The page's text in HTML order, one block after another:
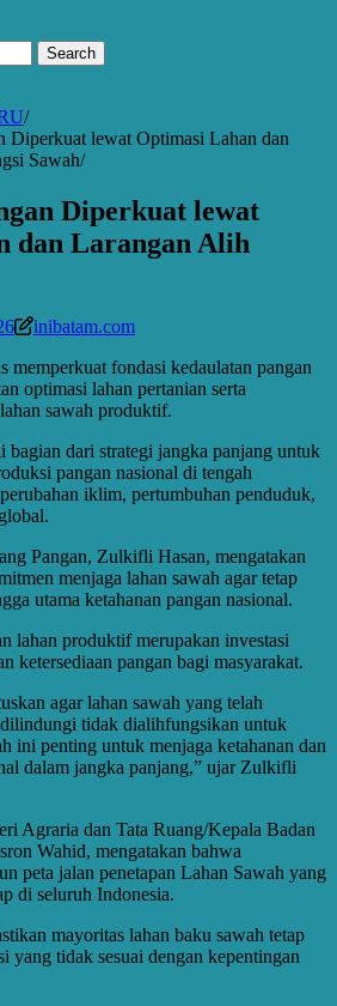
Diperkuat lewat Optimasi Lahan dan
Sawah
Diperkuat lewat
dan Larangan Alih
inibatam.com
memperkuat fondasi kedaulatan pangan
optimasi lahan pertanian serta
sawah produktif.
bagian dari strategi jangka panjang untuk
pangan nasional di tengah
iklim, pertumbuhan penduduk,
Pangan, Zulkifli Hasan, mengatakan
menjaga lahan sawah agar tetap
utama ketahanan pangan nasional.
lahan produktif merupakan investasi
ketersediaan pangan bagi masyarakat.
agar lahan sawah yang telah
tidak dialihfungsikan untuk
ini penting untuk menjaga ketahanan dan
dalam jangka panjang,” ujar Zulkifli
Agraria dan Tata Ruang/Kepala Badan
Wahid, mengatakan bahwa
peta jalan penetapan Lahan Sawah yang
di seluruh Indonesia.
mayoritas lahan baku sawah tetap
yang tidak sesuai dengan kepentingan